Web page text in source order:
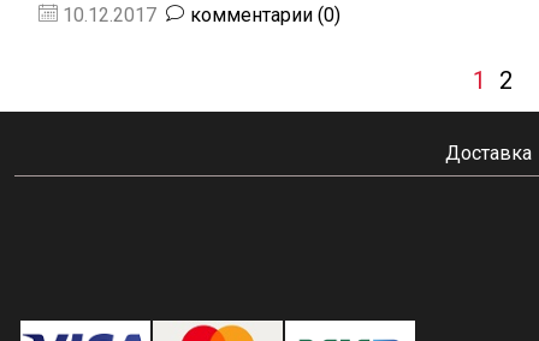
10.12.2017 комментарии (0)
1 2
Доставка